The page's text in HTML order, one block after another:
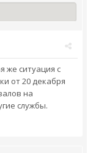
же ситуация с
от 20 декабря
на
службы.